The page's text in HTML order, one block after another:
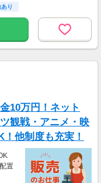
場
り
10万円！ネット
観戦・アニメ・映
他制度も充実！
置